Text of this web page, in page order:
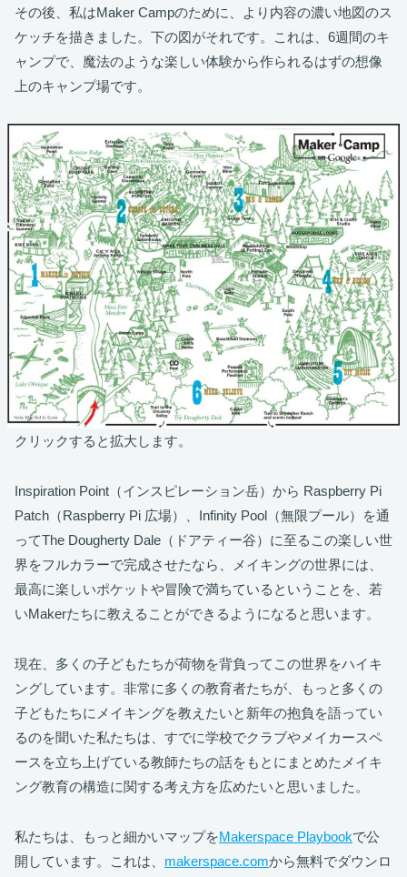
その後、私はMaker Campのために、より内容の濃い地図のス
ケッチを描きました。下の図がそれです。これは、6週間のキ
ャンプで、魔法のような楽しい体験から作られるはずの想像
上のキャンプ場です。
クリックすると拡大します。
Inspiration Point（インスピレーション岳）から Raspberry Pi
Patch（Raspberry Pi 広場）、Infinity Pool（無限プール）を通
ってThe Dougherty Dale（ドアティー谷）に至るこの楽しい世
界をフルカラーで完成させたなら、メイキングの世界には、
最高に楽しいポケットや冒険で満ちているということを、若
いMakerたちに教えることができるようになると思います。
現在、多くの子どもたちが荷物を背負ってこの世界をハイキ
ングしています。非常に多くの教育者たちが、もっと多くの
子どもたちにメイキングを教えたいと新年の抱負を語ってい
るのを聞いた私たちは、すでに学校でクラブやメイカースペ
ースを立ち上げている教師たちの話をもとにまとめたメイキ
ング教育の構造に関する考え方を広めたいと思いました。
私たちは、もっと細かいマップをMakerspace Playbookで公
開しています。これは、 makerspace.comから無料でダウンロ